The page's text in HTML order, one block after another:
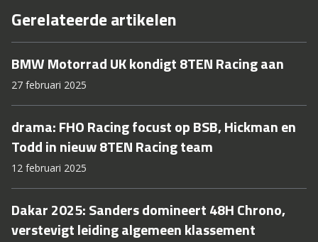
Gerelateerde artikelen
BMW Motorrad UK kondigt 8TEN Racing aan
27 februari 2025
drama: FHO Racing focust op BSB, Hickman en
Todd in nieuw 8TEN Racing team
12 februari 2025
Dakar 2025: Sanders domineert 48H Chrono,
verstevigt leiding algemeen klassement